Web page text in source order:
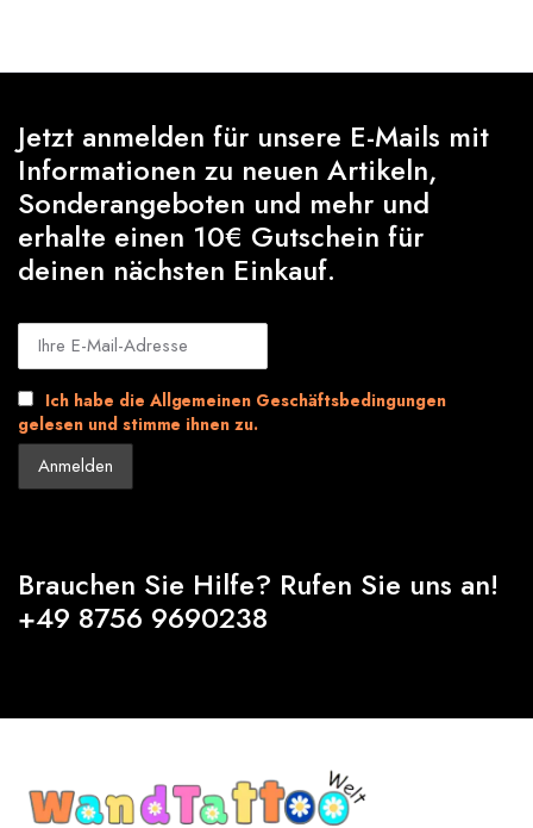
Jetzt anmelden für unsere E-Mails mit
Informationen zu neuen Artikeln,
Sonderangeboten und mehr und
erhalte einen 10€ Gutschein für
deinen nächsten Einkauf.
Ich habe die Allgemeinen Geschäftsbedingungen
gelesen und stimme ihnen zu.
Brauchen Sie Hilfe? Rufen Sie uns an!
+49 8756 9690238